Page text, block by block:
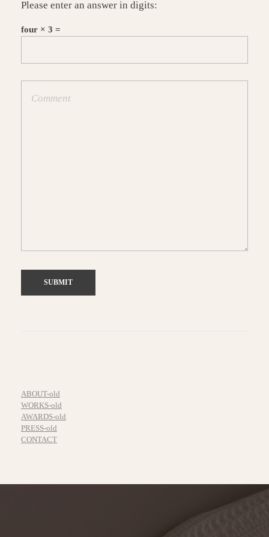
Please enter an answer in digits:
four × 3 =
ABOUT-old
WORKS-old
AWARDS-old
PRESS-old
CONTACT